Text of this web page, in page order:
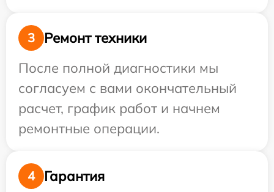
3
Ремонт техники
После полной диагностики мы
согласуем с вами окончательный
расчет, график работ и начнем
ремонтные операции.
4
Гарантия